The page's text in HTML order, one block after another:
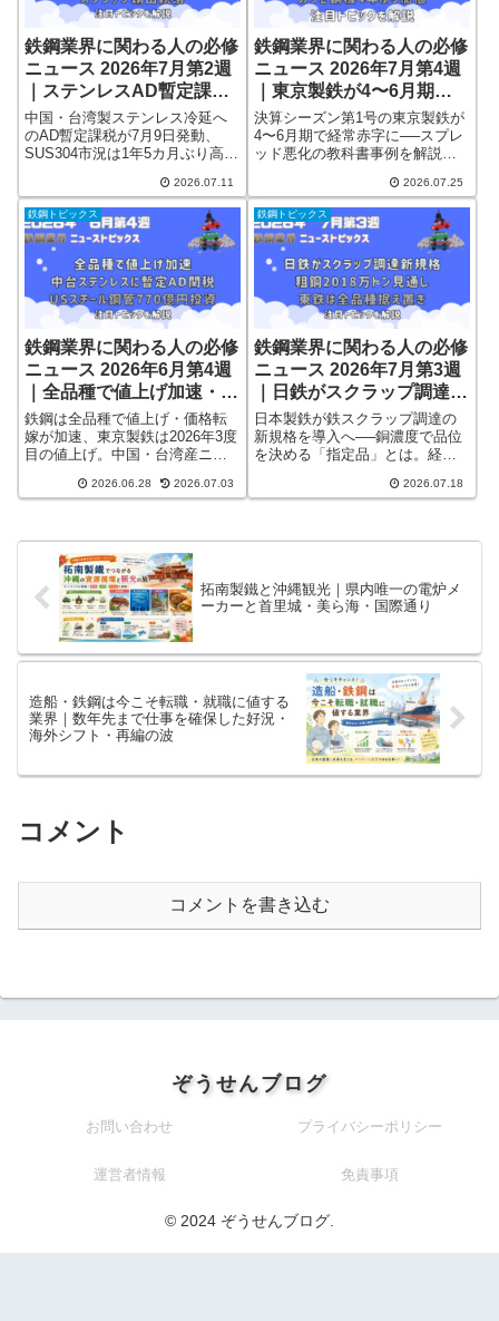
鉄鋼業界に関わる人の必修
ニュース 2026年7月第2週
｜ステンレスAD暫定課税
発動・鉄筋小棒4年連続最
低予測・スクラップ輸出続
落──これだけ押さえれば
中国・台湾製ステンレス冷延へ
のAD暫定課税が7月9日発動、
SUS304市況は1年5カ月ぶり高値
測、スクラップ輸出続落、三井
物産・三菱商事の戦略まで2026
年7月第2週の鉄鋼ニュースを凝
縮解説。
2026.07.11
鉄鋼業界に関わる人の必修
ニュース 2026年7月第4週
｜東京製鉄が4〜6月期経
常赤字・特殊鋼は累計2万
円値上げ・めっき鋼板4年
ぶり高値──これだけ押さ
決算シーズン第1号の東京製鉄が
4〜6月期で経常赤字に──スプレ
ッド悪化の教科書事例を解説。
円の値上げへ、めっき鋼板GIは4
年ぶり高値、日鉄の直江津遮水
壁まで、2026年7月第4週の鉄鋼
ニュースを凝縮解説します。
2026.07.25
鉄鋼トピックス
鉄鋼業界に関わる人の必修
ニュース 2026年6月第4週
｜全品種で値上げ加速・中
台ステンレスに暫定AD関
税・USスチール鋼管770
億円投資──これだけ押さ
えれば情報通
鉄鋼は全品種で値上げ・価格転
嫁が加速、東京製鉄は2026年3度
目の値上げ。中国・台湾産ニッ
関税（中国品最大42.1%・台湾品
加工を扇島へ集約、エンビプロ×
アマダ×東京製鉄が国内初の機械
リサイクル連携。鉄鋼業界人の
必修ニュースを出典明示で解
2026.06.28 2026.07.03
鉄鋼トピックス
鉄鋼業界に関わる人の必修
ニュース 2026年7月第3週
｜日鉄がスクラップ調達新
規格「銅濃度で分類」・粗
鋼2018万トン見通し・東
鉄は全品種据え置き──こ
れだけ押さえれば情報通
日本製鉄が鉄スクラップ調達の
新規格を導入へ──銅濃度で品位
を決める「指定品」とは。経産
し、東京製鉄の全品種据え置
ースを一次情報で凝縮解説。
2026.07.18
拓南製鐵と沖縄観光｜県内唯一の電炉メ
ーカーと首里城・美ら海・国際通り
造船・鉄鋼は今こそ転職・就職に値する
業界｜数年先まで仕事を確保した好況・
海外シフト・再編の波
コメント
コメントを書き込む
ぞうせんブログ
お問い合わせ プライバシーポリシー
運営者情報 免責事項
© 2024 ぞうせんブログ.